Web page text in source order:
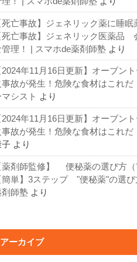
死亡事故】ジェネリック薬に睡眠
死亡事故】ジェネリック医薬品
管理！ | スマホde薬剤師塾 より
2024年11月16日更新】オーブン
事故が発生！危険な食材はこれ
シスト
より
2024年11月16日更新】オーブン
事故が発生！危険な食材はこれ
子 より
薬剤師監修】 便秘薬の選び方（
簡単】3ステップ "便秘薬"の選び
剤師塾 より
アーカイブ